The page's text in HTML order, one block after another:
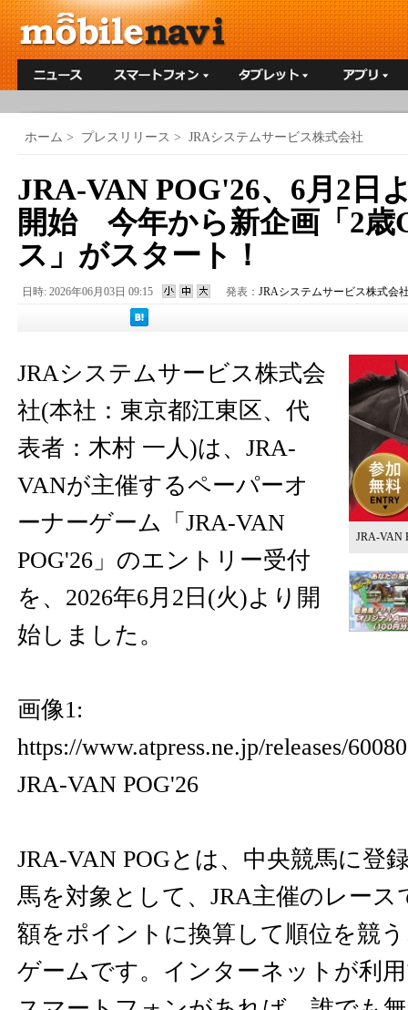
ホーム > プレスリリース > JRAシステムサービス株式会社
JRA-VAN POG'26、6月2日
開始 今年から新企画「2歳
ス」がスタート！
日時: 2026年06月03日 09:15 発表： JRAシステムサービス株式会
JRA-VAN
JRAシステムサービス株式会
社(本社：東京都江東区、代
表者：木村 一人)は、JRA-
VANが主催するペーパーオ
ーナーゲーム「JRA-VAN
POG'26」のエントリー受付
を、2026年6月2日(火)より開
始しました。
画像1:
https://www.atpress.ne.jp/releases/
JRA-VAN POG'26
JRA-VAN POGとは、中央競馬に登
馬を対象として、JRA主催のレース
額をポイントに換算して順位を競
ゲームです。インターネットが利